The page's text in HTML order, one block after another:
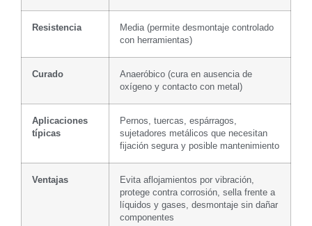
Resistencia
Media (permite desmontaje controlado
con herramientas)
Curado
Anaeróbico (cura en ausencia de
oxígeno y contacto con metal)
Aplicaciones
típicas
Pernos, tuercas, espárragos,
sujetadores metálicos que necesitan
fijación segura y posible mantenimiento
Ventajas
Evita aflojamientos por vibración,
protege contra corrosión, sella frente a
líquidos y gases, desmontaje sin dañar
componentes